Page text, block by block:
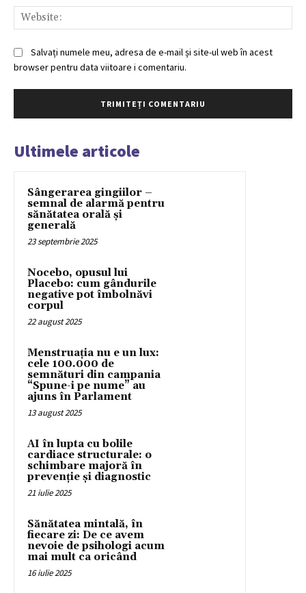
Salvați numele meu, adresa de e-mail și site-ul web în acest
browser pentru data viitoare i comentariu.
Ultimele articole
Sângerarea gingiilor –
semnal de alarmă pentru
sănătatea orală și
generală
23 septembrie 2025
Nocebo, opusul lui
Placebo: cum gândurile
negative pot îmbolnăvi
corpul
22 august 2025
Menstruația nu e un lux:
cele 100.000 de
semnături din campania
“Spune-i pe nume” au
ajuns în Parlament
13 august 2025
AI în lupta cu bolile
cardiace structurale: o
schimbare majoră în
prevenție și diagnostic
21 iulie 2025
Sănătatea mintală, în
fiecare zi: De ce avem
nevoie de psihologi acum
mai mult ca oricând
16 iulie 2025